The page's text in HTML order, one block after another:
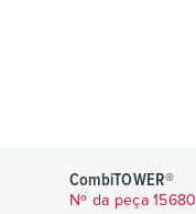
CombiTOWER®
Nº da peça 15680